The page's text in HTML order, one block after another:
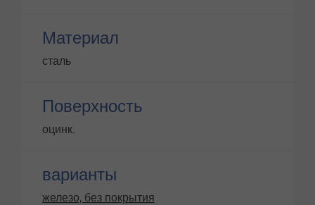
Материал
сталь
Поверхность
оцинк.
варианты
железо, без покрытия